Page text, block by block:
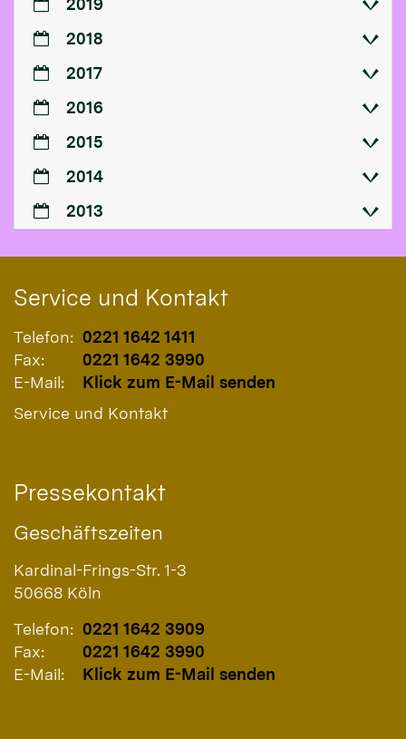
2019
2018
2017
2016
2015
2014
2013
Service und Kontakt
Telefon: 0221 1642 1411
Fax:
0221 1642 3990
E-Mail:
Klick zum E-Mail senden
Service und Kontakt
Pressekontakt
Geschäftszeiten
Kardinal-Frings-Str. 1-3
50668 Köln
Telefon: 0221 1642 3909
Fax:
0221 1642 3990
E-Mail:
Klick zum E-Mail senden